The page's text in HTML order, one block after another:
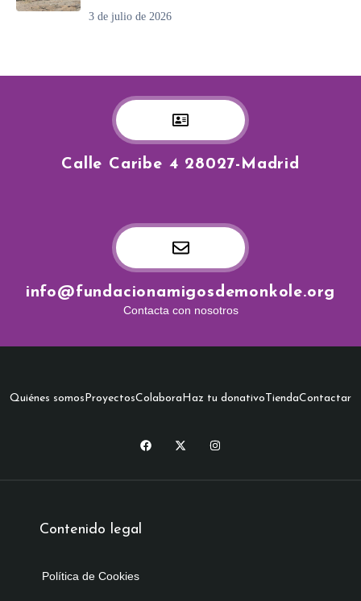
3 de julio de 2026
Calle Caribe 4 28027-Madrid
info@fundacionamigosdemonkole.org
Contacta con nosotros
Quiénes somosProyectosColaboraHaz tu donativo TiendaContactar
Contenido legal
Política de Cookies